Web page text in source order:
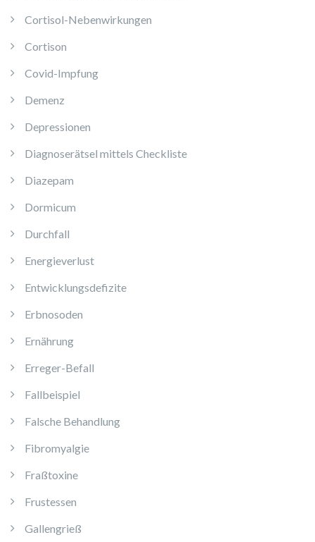
Cortisol-Nebenwirkungen
Cortison
Covid-Impfung
Demenz
Depressionen
Diagnoserätsel mittels Checkliste
Diazepam
Dormicum
Durchfall
Energieverlust
Entwicklungsdefizite
Erbnosoden
Ernährung
Erreger-Befall
Fallbeispiel
Falsche Behandlung
Fibromyalgie
Fraßtoxine
Frustessen
Gallengrieß